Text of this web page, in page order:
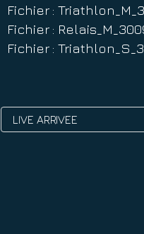
Fichier :
Fichier :
Fichier :
LIVE ARRIVEE